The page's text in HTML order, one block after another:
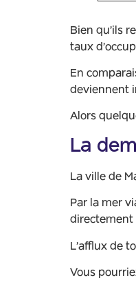
Bien qu’ils
taux
En
deviennent
Alors
La
La ville de
Par la mer
directement
L’afflux de
Vous